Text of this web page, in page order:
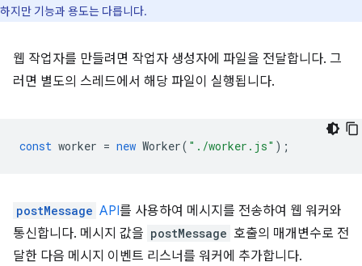
하지만 기능과 용도는 다릅니다.
웹 작업자를 만들려면 작업자 생성자에 파일을 전달합니다. 그
러면 별도의 스레드에서 해당 파일이 실행됩니다.
const worker = new Worker( "./worker.js" );
postMessage API를 사용하여 메시지를 전송하여 웹 워커와
통신합니다. 메시지 값을 postMessage 호출의 매개변수로 전
달한 다음 메시지 이벤트 리스너를 워커에 추가합니다.